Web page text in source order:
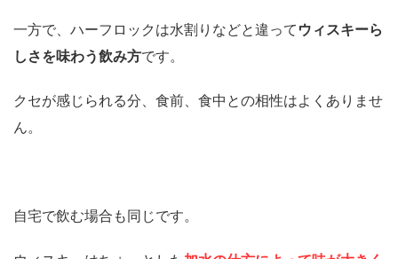
一方で、ハーフロックは水割りなどと違って ウィスキーら
しさを味わう飲み方です。
クセが感じられる分、食前、食中との相性はよくありませ
ん。
自宅で飲む場合も同じです。